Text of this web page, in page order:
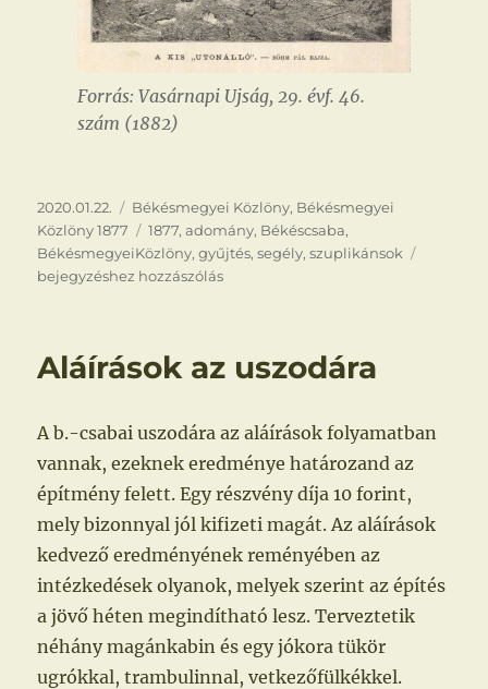
Forrás: Vasárnapi Ujság, 29. évf. 46.
szám (1882)
Közzétéve
2020.01.22. Kategória
Békésmegyei Közlöny, Békésmegyei
Közlöny 1877
Címke
1877,adomány, Békéscsaba,
BékésmegyeiKözlöny,gyűjtés,segély,szuplikánsok
bejegyzéshez hozzászólás
Aláírások az uszodára
A b.-csabai uszodára az aláírások folyamatban
vannak, ezeknek eredménye határozand az
építmény felett. Egy részvény díja 10 forint,
mely bizonnyal jól kifizeti magát. Az aláírások
kedvező eredményének reményében az
intézkedések olyanok, melyek szerint az építés
a jövő héten megindítható lesz. Terveztetik
néhány magánkabin és egy jókora tükör
ugrókkal, trambulinnal, vetkezőfülkékkel.